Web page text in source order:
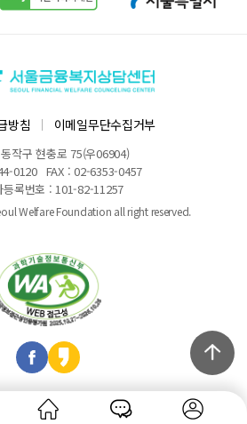
방침 이메일무단수집거부
작구 현충로 75(우06904)
0120 FAX : 02-6353-0457
등록번호 : 101-82-11257
Welfare Foundation all right reserved.